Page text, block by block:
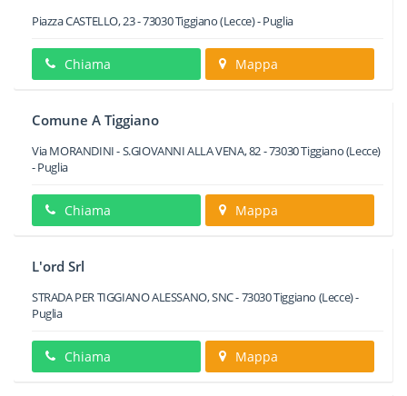
Piazza CASTELLO, 23-73030Tiggiano(Lecce) -Puglia
Chiama Mappa
Comune A Tiggiano
Via MORANDINI - S.GIOVANNI ALLA VENA, 82-73030Tiggiano(Lecce)
-Puglia
Chiama Mappa
L'ord Srl
STRADA PER TIGGIANO ALESSANO, SNC-73030Tiggiano (Lecce) -
Puglia
Chiama Mappa